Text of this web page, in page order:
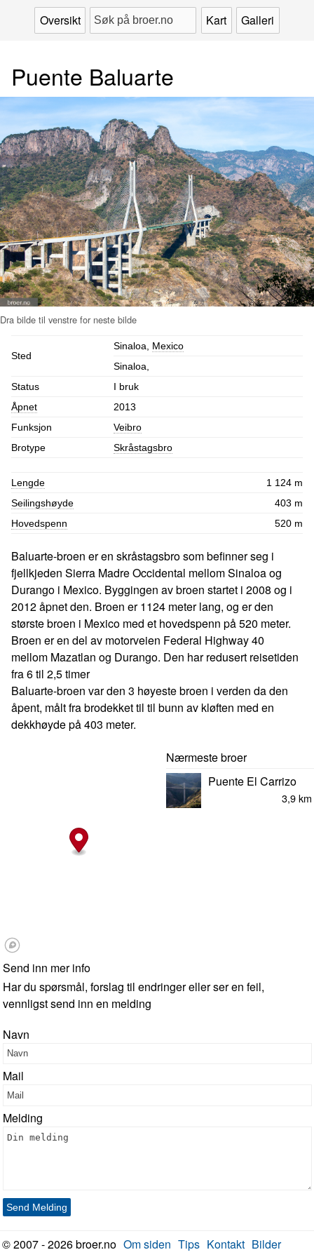
Oversikt Kart Galleri
Puente Baluarte
Sted
Sinaloa, Mexico
Sinaloa,
Status
I bruk
Åpnet
2013
Funksjon
Veibro
Brotype
Skråstagsbro
Lengde
1 124 m
Seilingshøyde
403 m
Hovedspenn
520 m
Baluarte-broen er en skråstagsbro som befinner seg i
fjellkjeden Sierra Madre Occidental mellom Sinaloa og
Durango i Mexico. Byggingen av broen startet i 2008 og i
2012 åpnet den. Broen er 1124 meter lang, og er den
største broen i Mexico med et hovedspenn på 520 meter.
Broen er en del av motorveien Federal Highway 40
mellom Mazatlan og Durango. Den har redusert reisetiden
fra 6 til 2,5 timer
Baluarte-broen var den 3 høyeste broen i verden da den
åpent, målt fra brodekket til til bunn av kløften med en
dekkhøyde på 403 meter.
Nærmeste broer
Puente El Carrizo
3,9 km
Send inn mer info
Har du spørsmål, forslag til endringer eller ser en feil,
vennligst send inn en melding
Navn
Mail
Melding
Send Melding
© 2007 - 2026 broer.no Om siden Tips Kontakt Bilder